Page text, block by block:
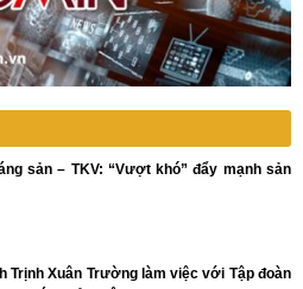
sản – TKV: “Vượt khó” đẩy mạnh sản
Trịnh Xuân Trường làm việc với Tập đoàn